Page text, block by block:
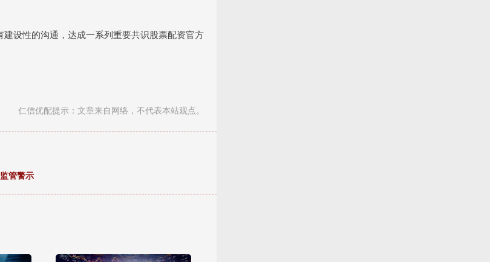
设性的沟通，达成一系列重要共识股票配资官方
仁信优配提示：文章来自网络，不代表本站观点。
管警示